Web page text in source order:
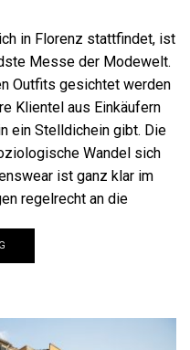
in Florenz stattfindet, ist
Messe der Modewelt.
Outfits gesichtet werden
Klientel aus Einkäufern
ein Stelldichein gibt. Die
Wandel sich
ist ganz klar im
regelrecht an die